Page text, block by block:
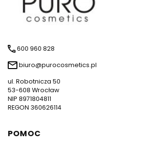
600 960 828
biuro@purocosmetics.pl
ul. Robotnicza 50
53-608 Wrocław
NIP 8971804811
REGON 360626114
Linki w stopce
POMOC